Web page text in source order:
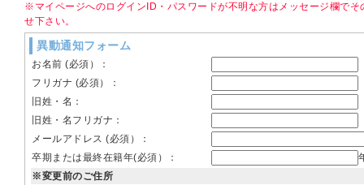
※マイページへのログインID・パスワードが不明な方はメッセージ欄でそ
せ下さい。
異動通知フォーム
お名前 (必須）：
フリガナ (必須）：
旧姓・名：
旧姓・名フリガナ：
メールアドレス (必須）：
卒期または最終在籍年(必須）：
※変更前のご住所